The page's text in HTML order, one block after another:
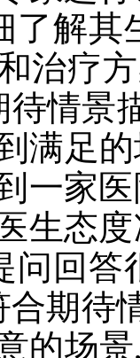
了解
治疗
待情景
满足
一家
生态
问回
合期待
的场